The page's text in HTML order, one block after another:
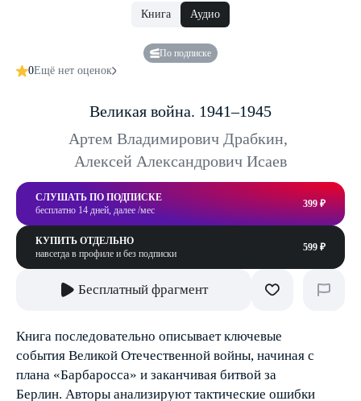
Книга Аудио
По подписке
0Ещё нет оценок
Великая война. 1941–1945
Артем Владимирович Драбкин,
Алексей Александрович Исаев
СЛУШАТЬ ПО ПОДПИСКЕ
бесплатно 14 дней, далее /мес
399 ₽
КУПИТЬ ОТДЕЛЬНО
навсегда в профиле и без подписки
599 ₽
Бесплатный фрагмент
Книга последовательно описывает ключевые
события Великой Отечественной войны, начиная с
плана «Барбаросса» и заканчивая битвой за
Берлин. Авторы анализируют тактические ошибки